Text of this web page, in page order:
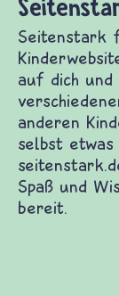
dich zu
Filme auf
Du
stellen,
selbst hält